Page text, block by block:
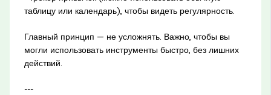
таблицу или календарь), чтобы видеть регулярность.
Главный принцип — не усложнять. Важно, чтобы вы
могли использовать инструменты быстро, без лишних
действий.
---